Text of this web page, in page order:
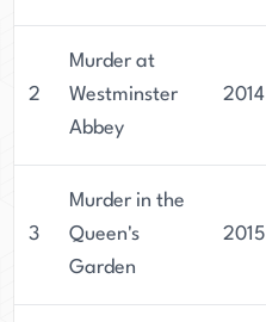
2
Murder at
Westminster
Abbey
2014
3
Murder in the
Queen's
Garden
2015